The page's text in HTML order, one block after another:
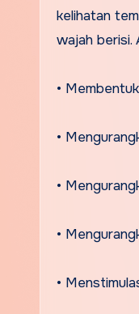
kelihatan
wajah berisi.
•
•
•
•
•